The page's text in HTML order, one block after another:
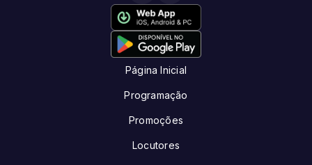
Página Inicial
Programação
Promoções
Locutores